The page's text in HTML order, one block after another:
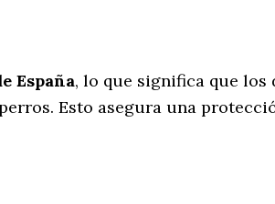
España, lo que significa que los
. Esto asegura una